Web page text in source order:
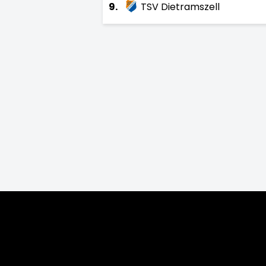
9. TSV Dietramszell